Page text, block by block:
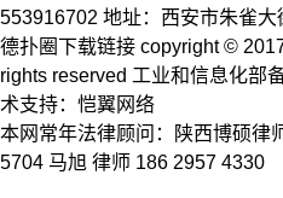
553916702 地址：西安市朱雀大
德扑圈下载链接 copyright ©
rights reserved 工业和信息化部
术支持：恺翼网络
本网常年法律顾问：陕西博硕律
5704 马旭 律师 186 2957 4330